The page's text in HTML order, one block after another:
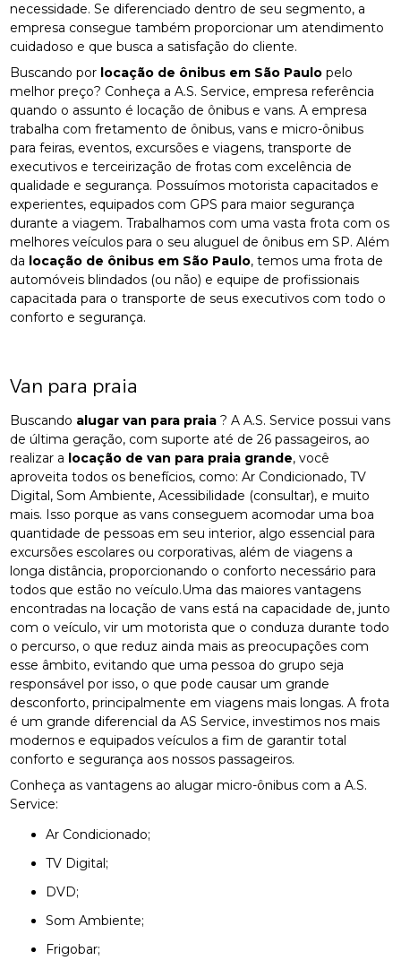
necessidade. Se diferenciado dentro de seu segmento, a
empresa consegue também proporcionar um atendimento
cuidadoso e que busca a satisfação do cliente.
Buscando por locação de ônibus em São Paulo pelo
melhor preço? Conheça a A.S. Service, empresa referência
quando o assunto é locação de ônibus e vans. A empresa
trabalha com fretamento de ônibus, vans e micro-ônibus
para feiras, eventos, excursões e viagens, transporte de
executivos e terceirização de frotas com excelência de
qualidade e segurança. Possuímos motorista capacitados e
experientes, equipados com GPS para maior segurança
durante a viagem. Trabalhamos com uma vasta frota com os
melhores veículos para o seu aluguel de ônibus em SP. Além
da locação de ônibus em São Paulo, temos uma frota de
automóveis blindados (ou não) e equipe de profissionais
capacitada para o transporte de seus executivos com todo o
conforto e segurança.
Van para praia
Buscando alugar van para praia ? A A.S. Service possui vans
de última geração, com suporte até de 26 passageiros, ao
realizar a locação de van para praia grande, você
aproveita todos os benefícios, como: Ar Condicionado, TV
Digital, Som Ambiente, Acessibilidade (consultar), e muito
mais. Isso porque as vans conseguem acomodar uma boa
quantidade de pessoas em seu interior, algo essencial para
excursões escolares ou corporativas, além de viagens a
longa distância, proporcionando o conforto necessário para
todos que estão no veículo.Uma das maiores vantagens
encontradas na locação de vans está na capacidade de, junto
com o veículo, vir um motorista que o conduza durante todo
o percurso, o que reduz ainda mais as preocupações com
esse âmbito, evitando que uma pessoa do grupo seja
responsável por isso, o que pode causar um grande
desconforto, principalmente em viagens mais longas. A frota
é um grande diferencial da AS Service, investimos nos mais
modernos e equipados veículos a fim de garantir total
conforto e segurança aos nossos passageiros.
Conheça as vantagens ao alugar micro-ônibus com a A.S.
Service:
Ar Condicionado;
TV Digital;
DVD;
Som Ambiente;
Frigobar;